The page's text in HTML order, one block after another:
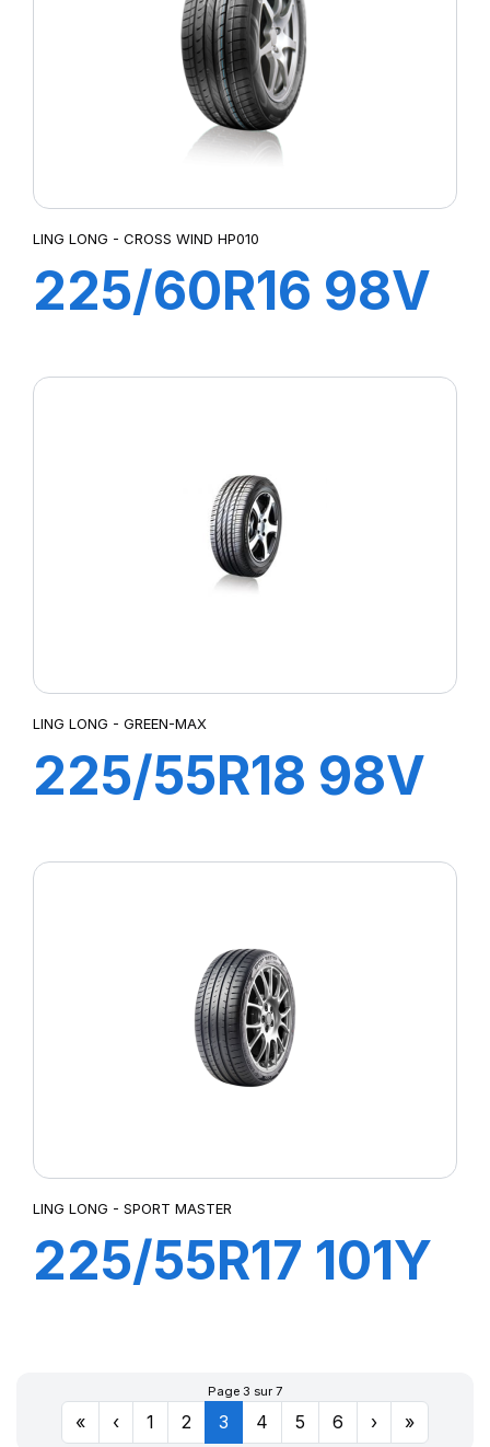
LING LONG - CROSS WIND HP010
225/60R16 98V
LING LONG - GREEN-MAX
225/55R18 98V
LING LONG - SPORT MASTER
225/55R17 101Y
MASTER
Page 3 sur 7
« ‹ 1 2 3 4 5 6 › »